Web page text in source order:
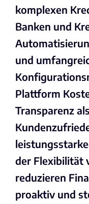
komplexen
Banken und
und
Plattform
Transparenz
der Flexibilität
reduzieren
proaktiv und